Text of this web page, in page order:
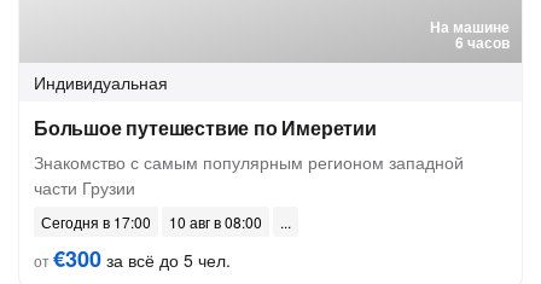
На машине
6 часов
Индивидуальная
Большое путешествие по Имеретии
Знакомство с самым популярным регионом западной
части Грузии
Сегодня в 17:00
10 авг в 08:00
от€300 за всё до 5 чел.